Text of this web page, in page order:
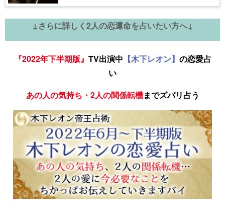
↓さらに詳しく2人の恋運命を占いたい方へ↓
『2022年下半期版』 TV出演中 【木下レオン】 の恋愛占
い
あの人の気持ち・2人の関係転機までズバリ占う